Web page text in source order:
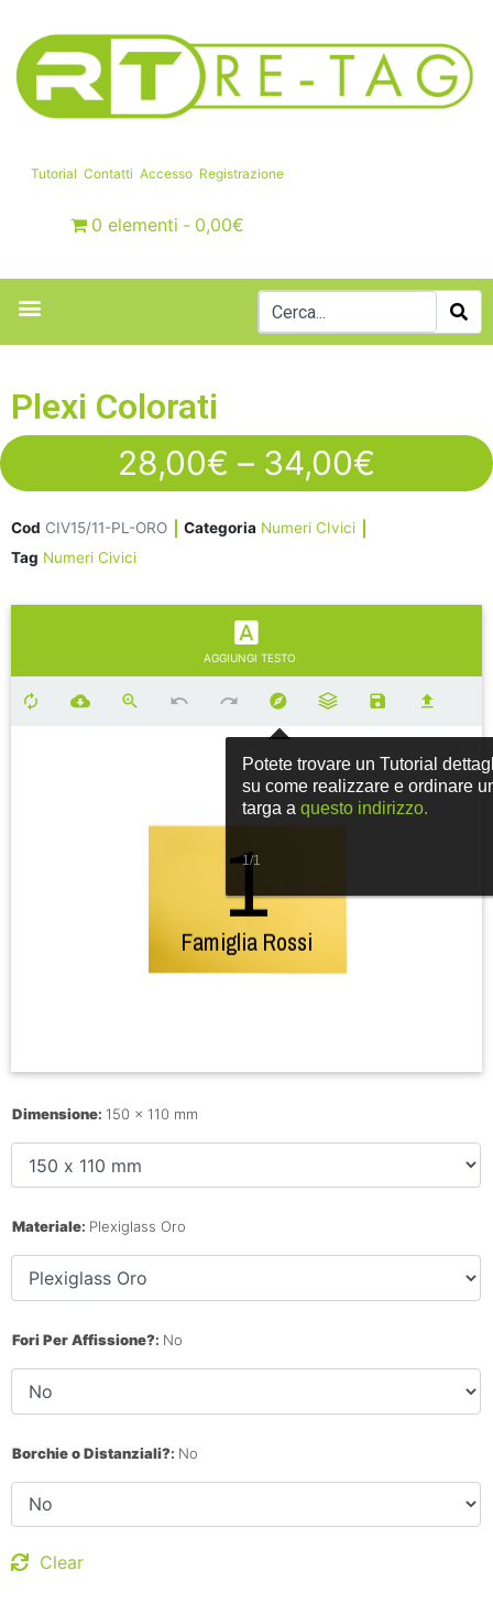
Tutorial Contatti Accesso Registrazione
0 elementi 0,00€
Plexi Colorati
28,00€ – 34,00€
Cod CIV15/11-PL-ORO Categoria Numeri CIvici
Tag Numeri Civici
AGGIUNGI TESTO
Dimensione: 150 x 110 mm
Materiale: Plexiglass Oro
Fori Per Affissione?: No
Borchie o Distanziali?: No
Clear
Potete trovare un Tutorial
su come realizzare e ordinare
targa a questo indirizzo.
1/1